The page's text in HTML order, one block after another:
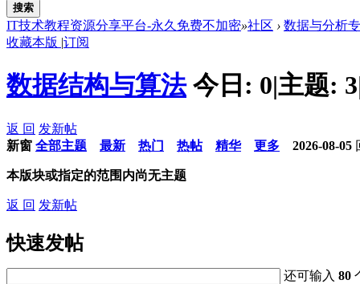
搜索
IT技术教程资源分享平台-永久免费不加密»社区 › 数据与分析
收藏本版 |订阅
数据结构与算法 今日: 0|主题: 3
返 回 发新帖
新窗 全部主题 最新 热门 热帖 精华 更多 2026-08-05
本版块或指定的范围内尚无主题
返 回 发新帖
快速发帖
还可输入80